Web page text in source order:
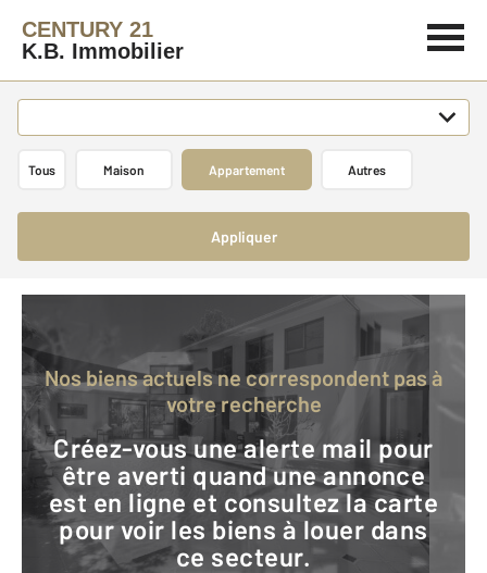
CENTURY 21
K.B. Immobilier
Tous Maison Appartement Autres
Appliquer
Nos biens actuels ne correspondent pas à
votre recherche
Créez-vous une alerte mail pour
être averti quand une annonce
est en ligne et consultez la carte
pour voir les biens à louer dans
ce secteur.